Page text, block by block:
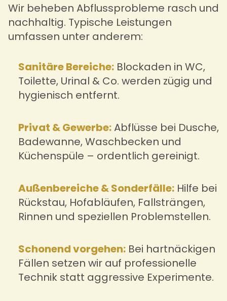
Wir beheben Abflussprobleme rasch und
nachhaltig. Typische Leistungen
umfassen unter anderem:
Sanitäre Bereiche: Blockaden in WC,
Toilette, Urinal & Co. werden zügig und
hygienisch entfernt.
Privat & Gewerbe:Abflüsse bei Dusche,
Badewanne, Waschbecken und
Küchenspüle – ordentlich gereinigt.
Außenbereiche & Sonderfälle: Hilfe bei
Rückstau, Hofabläufen, Fallsträngen,
Rinnen und speziellen Problemstellen.
Schonend vorgehen: Bei hartnäckigen
Fällen setzen wir auf professionelle
Technik statt aggressive Experimente.